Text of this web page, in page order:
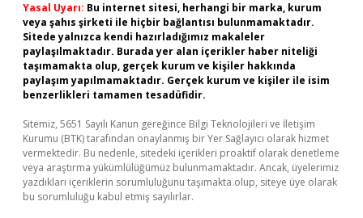
Yasal Uyarı: Bu internet sitesi, herhangi bir marka, kurum
veya şahıs şirketi ile hiçbir bağlantısı bulunmamaktadır.
Sitede yalnızca kendi hazırladığımız makaleler
paylaşılmaktadır. Burada yer alan içerikler haber niteliği
taşımamakta olup, gerçek kurum ve kişiler hakkında
paylaşım yapılmamaktadır. Gerçek kurum ve kişiler ile isim
benzerlikleri tamamen tesadüfidir.
Sitemiz, 5651 Sayılı Kanun gereğince Bilgi Teknolojileri ve İletişim
Kurumu (BTK) tarafından onaylanmış bir Yer Sağlayıcı olarak hizmet
vermektedir. Bu nedenle, sitedeki içerikleri proaktif olarak denetleme
veya araştırma yükümlülüğümüz bulunmamaktadır. Ancak, üyelerimiz
yazdıkları içeriklerin sorumluluğunu taşımakta olup, siteye üye olarak
bu sorumluluğu kabul etmiş sayılırlar.